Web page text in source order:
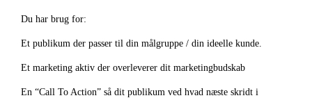
Du har brug for:
Et publikum der passer til din målgruppe / din ideelle kunde.
Et marketing aktiv der overleverer dit marketingbudskab
En “Call To Action” så dit publikum ved hvad næste skridt i